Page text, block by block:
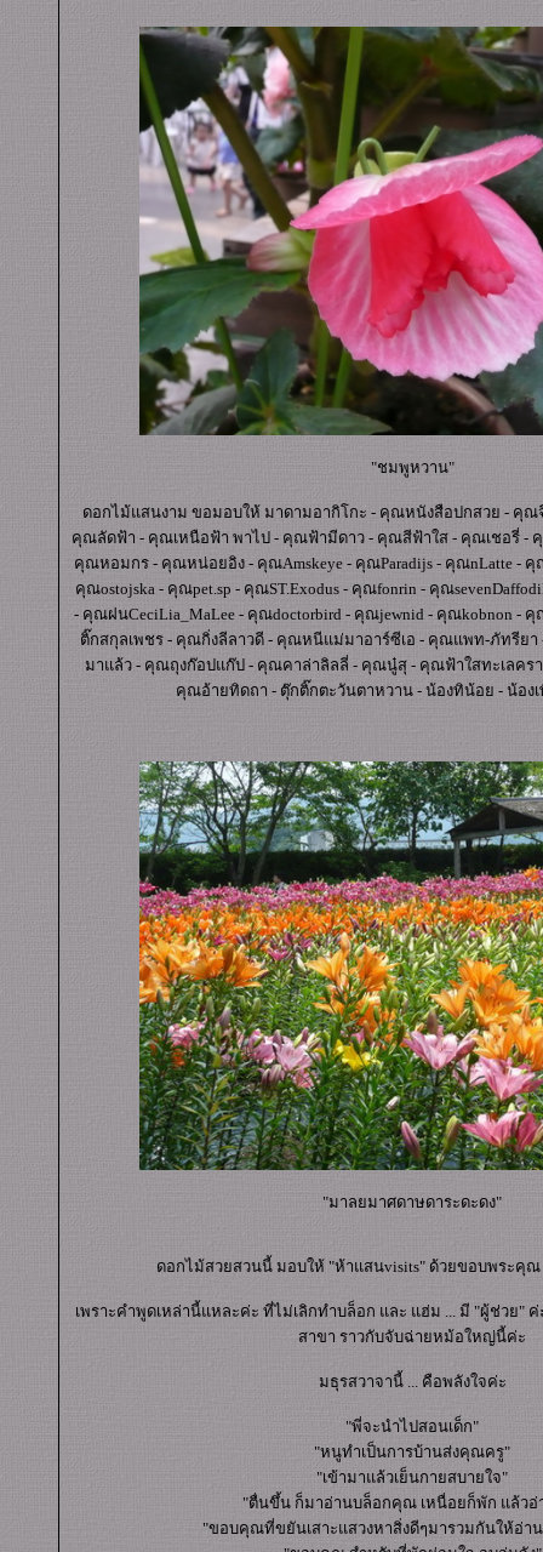
"ชมพูหวาน"
ดอกไม้แสนงาม ขอมอบให้ มาดามอากิโกะ - คุณหนังสือปกสวย - คุ
คุณลัดฟ้า - คุณเหนือฟ้า พาไป - คุณฟ้ามีดาว - คุณสีฟ้าใส - คุณเชอรี่
คุณหอมกร - คุณหน่อยอิง - คุณAmskeye - คุณParadijs - คุณnLatte - คุ
คุณostojska - คุณpet.sp - คุณST.Exodus - คุณfonrin - คุณ
- คุณฝนCeciLia_MaLee - คุณdoctorbird - คุณjewnid - คุณkobnon - คุ
ติ๊กสกุลเพชร - คุณกิ่งลีลาวดี - คุณหนีแม่มาอาร์ซีเอ - คุณแพท-ภัทรี
มาแล้ว - คุณถุงก๊อปแก๊ป - คุณคาล่าลิลลี่ - คุณนู๋สุ - คุณฟ้าใสทะเลคร
คุณอ้ายทิดถา - ตุ๊กติ๊กตะวันตาหวาน - น้องทิน้อย - น้อง
"มาลยมาศดาษดาระดะดง"
ดอกไม้สวยสวนนี้ มอบให้ "ห้าแสนvisits" ด้วยขอบพระคุ
เพราะคำพูดเหล่านี้แหละค่ะ ที่ไม่เลิกทำบล็อก และ แฮ่ม ... มี "ผู้ช่วย"
สาขา ราวกับจับฉ่ายหม้อใหญ่นี้ค่ะ
มธุรสวาจานี้ ... คือพลังใจค่ะ
"พี่จะนำไปสอนเด็ก"
"หนูทำเป็นการบ้านส่งคุณครู"
"เข้ามาแล้วเย็นกายสบายใจ"
"ตื่นขึ้น ก็มาอ่านบล็อกคุณ เหนื่อยก็พัก แล้วอ่
"ขอบคุณที่ขยันเสาะแสวงหาสิ่งดีๆมารวมกันให้อ่า